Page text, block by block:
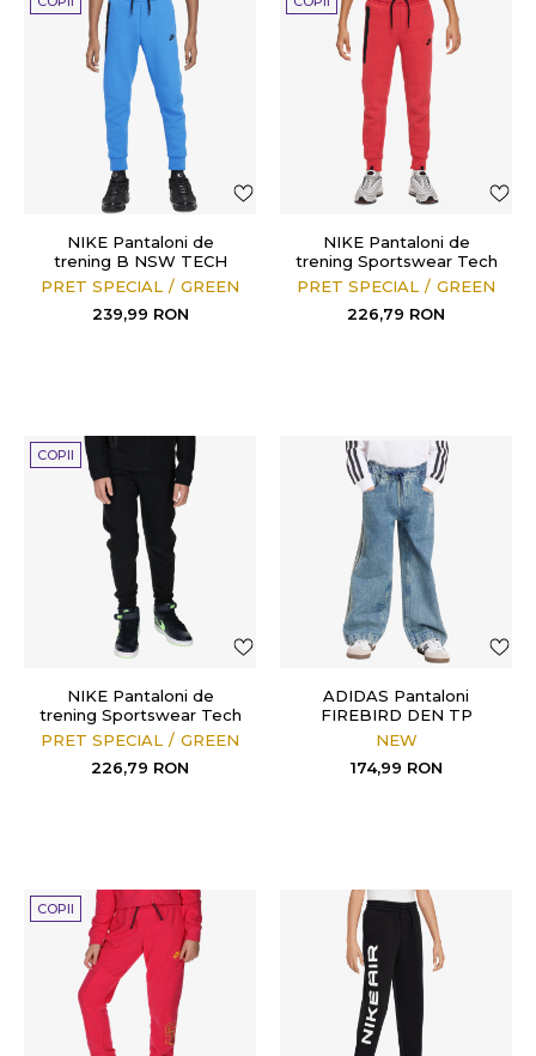
NIKE Pantaloni de
trening B NSW TECH
FLC PANT
PRET SPECIAL
GREEN
239,99 RON
NIKE Pantaloni de
trening Sportswear Tech
Fleece
PRET SPECIAL
GREEN
226,79 RON
COPII
NIKE Pantaloni de
trening Sportswear Tech
Fleece
PRET SPECIAL
GREEN
226,79 RON
ADIDAS Pantaloni
FIREBIRD DEN TP
NEW
174,99 RON
COPII